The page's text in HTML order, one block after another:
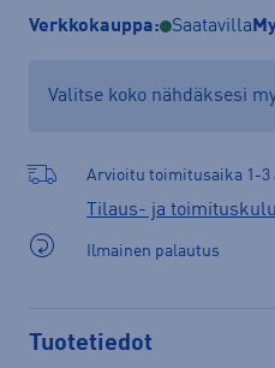
Verkkokauppa: Saatavilla
Valitse koko nähdäksesi
Arvioitu toimitusaika 1-3
Tilaus- ja
Ilmainen palautus
Tuotetiedot